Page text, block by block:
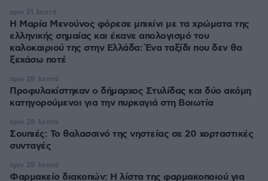
Η Μαρία Μενούνος φόρεσε μπικίνι με τα χρώματα της
ελληνικής σημαίας και έκανε απολογισμό του
καλοκαιριού της στην Ελλάδα: Ένα ταξίδι που δεν θα
ξεχάσω ποτέ
πριν 21 λεπτά
Προφυλακίστηκαν ο δήμαρχος Στυλίδας και δύο ακόμη
κατηγορούμενοι για την πυρκαγιά στη Βοιωτία
πριν 28 λεπτά
Σουπιές: Το θαλασσινό της νηστείας σε 20 χορταστικές
συνταγές
πριν 28 λεπτά
Φαρμακείο διακοπών: Η λίστα της φαρμακοποιού για
πριν 28 λεπτά